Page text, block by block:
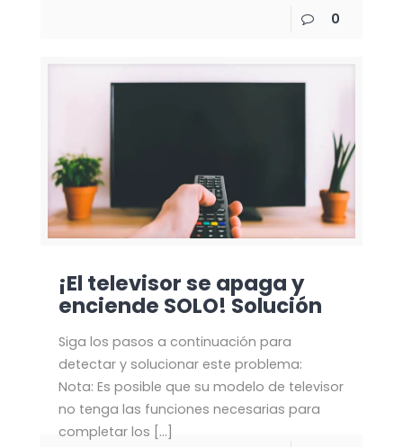
0
¡El televisor se apaga y
enciende SOLO! Solución
Siga los pasos a continuación para
detectar y solucionar este problema:
Nota: Es posible que su modelo de televisor
no tenga las funciones necesarias para
completar los […]